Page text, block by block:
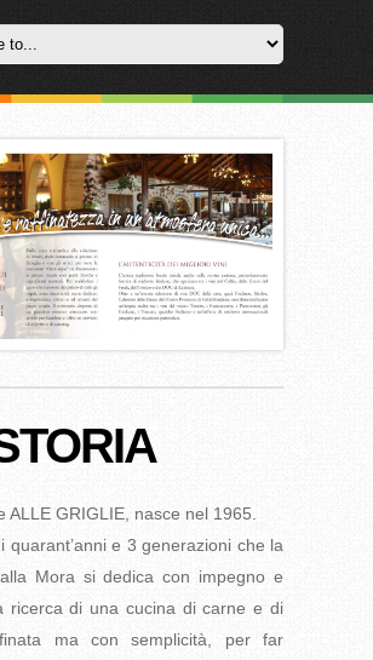
ALLE GRIGLIE, nasce nel 1965.
quarant’anni e 3 generazioni che la
Mora si dedica con impegno e
ricerca di una cucina di carne e di
ma con semplicità, per far